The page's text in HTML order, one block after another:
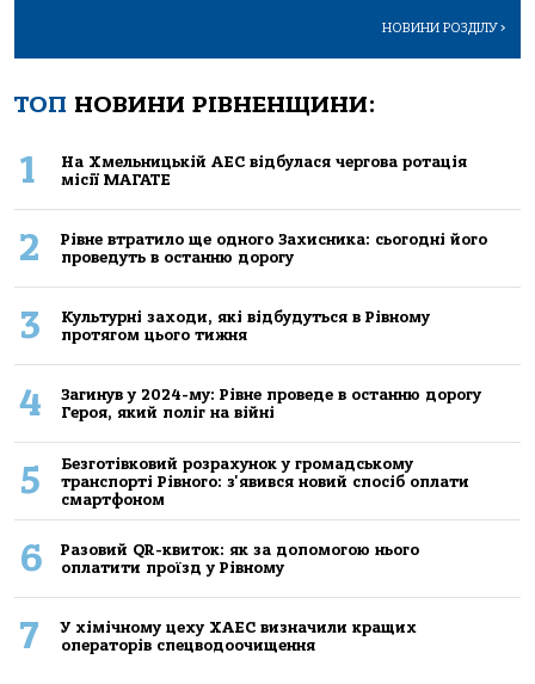
НОВИНИ РОЗДІЛУ>
ТОП НОВИНИ РІВНЕНЩИНИ:
1
На Хмельницькій АЕС відбулася чергова ротація
місії МАГАТЕ
2
Рівне втратило ще одного Захисника: сьогодні його
проведуть в останню дорогу
3
Культурні заходи, які відбудуться в Рівному
протягом цього тижня
4
Загинув у 2024-му: Рівне проведе в останню дорогу
Героя, який поліг на війні
5
Безготівковий розрахунок у громадському
транспорті Рівного: з'явився новий спосіб оплати
смартфоном
6
Разовий QR-квиток: як за допомогою нього
оплатити проїзд у Рівному
7
У хімічному цеху ХАЕС визначили кращих
операторів спецводоочищення